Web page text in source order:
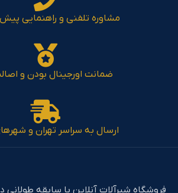
مشاوره تلفنی و راهنمایی پیش
ضمانت اورجینال بودن و
ارسال به سراسر تهران و
فروشگاه شیرآلات آنلاین با سابقه